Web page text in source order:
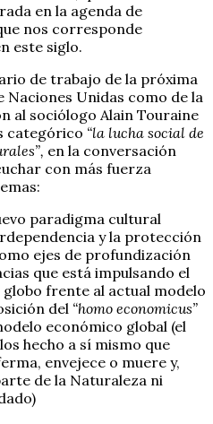
en la agenda de
nos corresponde
este siglo.
de trabajo de la próxima
Naciones Unidas como de la
al sociólogo Alain Touraine
categórico “la lucha social de
en la conversación
con más fuerza
paradigma cultural
y la protección
ejes de profundización
que está impulsando el
frente al actual modelo
del “homo economicus”
económico global (el
hecho a sí mismo que
envejece o muere y,
de la Naturaleza ni